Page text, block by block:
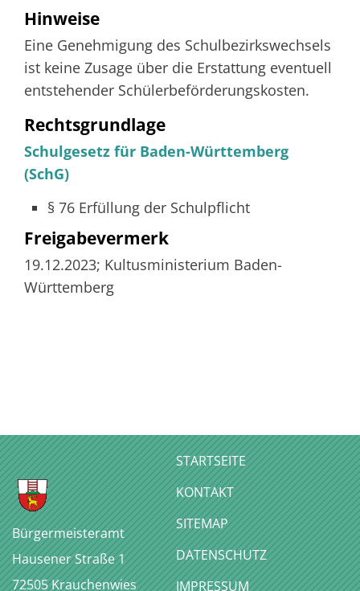
Hinweise
Eine Genehmigung des Schulbezirkswechsels
ist keine Zusage über die Erstattung eventuell
entstehender Schülerbeförderungskosten.
Rechtsgrundlage
Schulgesetz für Baden-Württemberg
(SchG)
§ 76 Erfüllung der Schulpflicht
Freigabevermerk
19.12.2023; Kultusministerium Baden-
Württemberg
Bürgermeisteramt
Hausener Straße 1
72505Krauchenwies
STARTSEITE
KONTAKT
SITEMAP
DATENSCHUTZ
IMPRESSUM